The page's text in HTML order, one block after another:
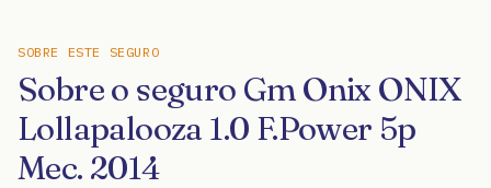
SOBRE ESTE SEGURO
Sobre o seguro Gm Onix ONIX
Lollapalooza 1.0 F.Power 5p
Mec. 2014